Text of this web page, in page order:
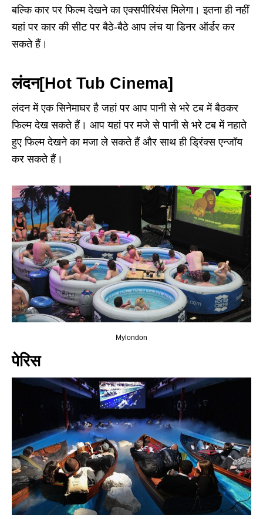
बल्कि कार पर फिल्म देखने का एक्सपीरियंस मिलेगा। इतना ही नहीं
यहां पर कार की सीट पर बैठे-बैठे आप लंच या डिनर ऑर्डर कर
सकते हैं।
लंदन[Hot Tub Cinema]
लंदन में एक सिनेमाघर है जहां पर आप पानी से भरे टब में बैठकर
फिल्म देख सकते हैं। आप यहां पर मजे से पानी से भरे टब में नहाते
हुए फिल्म देखने का मजा ले सकते हैं और साथ ही ड्रिंक्स एन्जॉय
कर सकते हैं।
Mylondon
पेरिस